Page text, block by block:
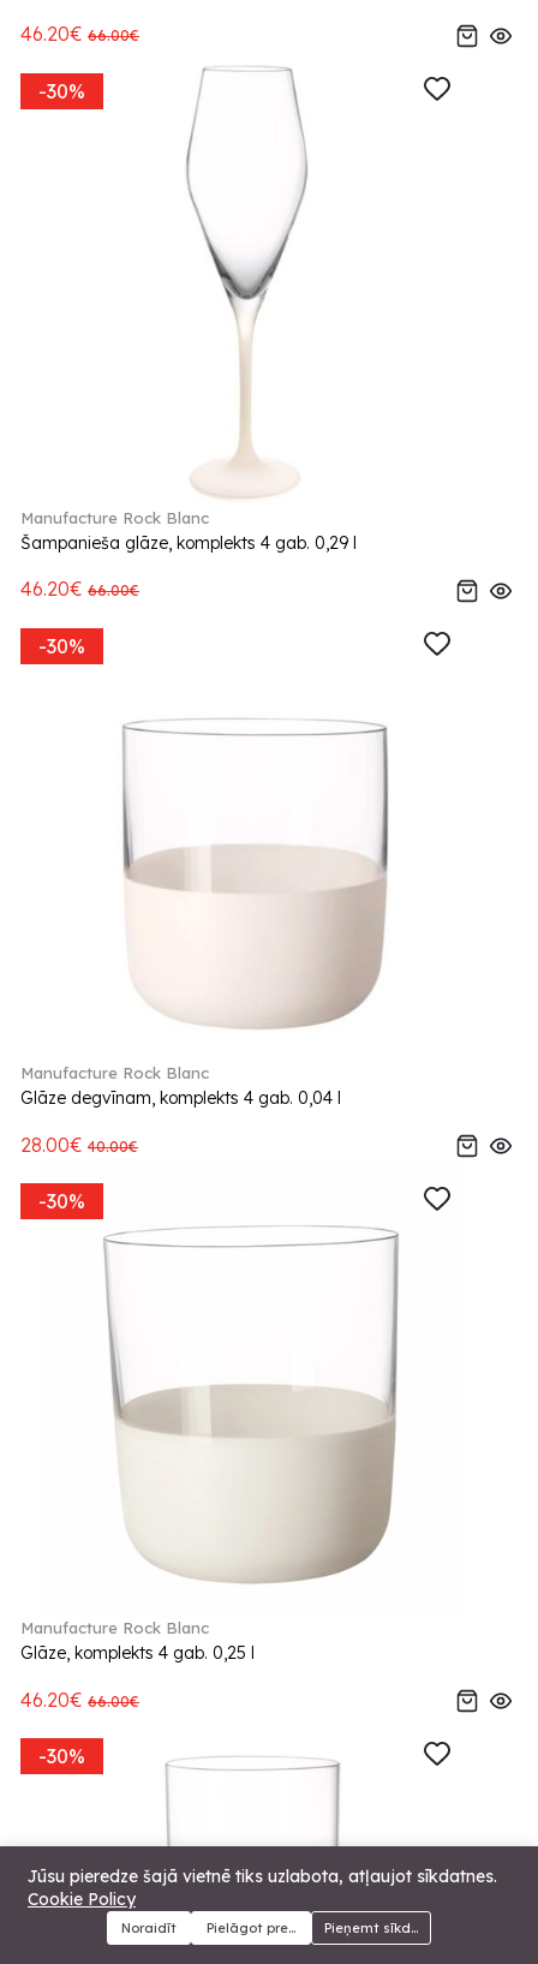
Menu Kategorijas Meklēt Grozs
46.20€ 66.00€
-30%
Manufacture Rock Blanc
Šampanieša glāze, komplekts 4 gab. 0,29 l
46.20€ 66.00€
-30%
Manufacture Rock Blanc
Glāze degvīnam, komplekts 4 gab. 0,04 l
28.00€ 40.00€
-30%
Manufacture Rock Blanc
Glāze, komplekts 4 gab. 0,25 l
46.20€ 66.00€
-30%
Jūsu pieredze šajā vietnē tiks uzlabota, atļaujot sīkdatnes.
Cookie Policy
Noraidīt Pielāgot preferencesPieņemt sīkdatnes